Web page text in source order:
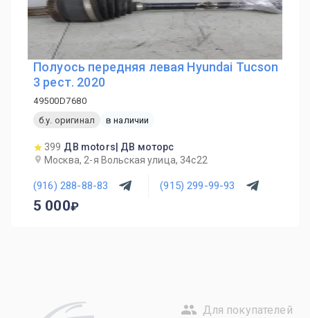
Полуось передняя левая Hyundai Tucson
3 рест. 2020
49500D7680
б.у. оригинал
в наличии
399 ДВ motors| ДВ моторс
Москва, 2-я Вольская улица, 34с22
(916) 288-88-83 (915) 299-99-93
5 000
Для покупателей